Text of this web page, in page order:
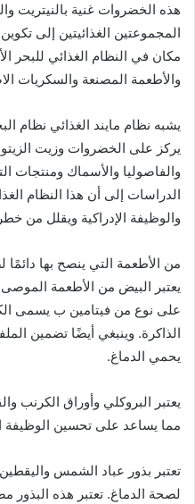
هذه الخضروات غنية بالنيتريت
المجموعتين الغذائيتين إلى
مكان في النظام الغذائي للبحر
والأطعمة المصنعة والسكريات
يشبه نظام مايند الغذائي نظام
يركز على الخضروات وزيت
والفاصوليا والأسماك ومنتجات
الدراسات إلى أن هذا النظام
والوظيفة الإدراكية ويقلل من
من الأطعمة التي ينصح بها
يعتبر البيض من الأطعمة
على نوع من فيتامين ب يسمى
الذاكرة. وينبغي أيضًا تضمين
يحمي الدماغ.
مما يساعد على تحسين الوظيفة
تعتبر بذور عباد الشمس